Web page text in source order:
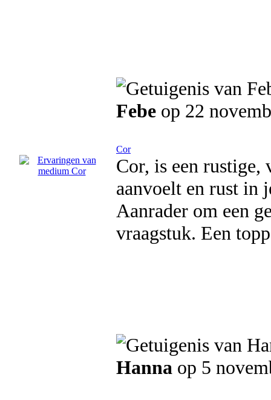
Febe op 22
Cor
Cor, is een rustige,
aanvoelt en rust in
Aanrader om een
vraagstuk. Een
Hanna op 5